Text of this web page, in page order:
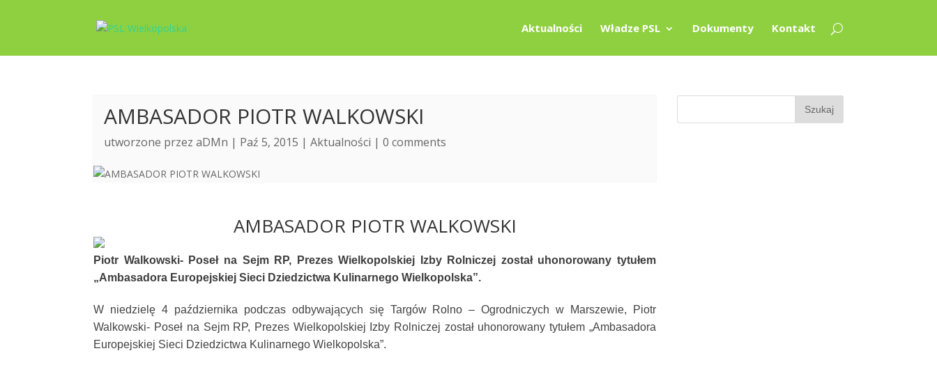
Aktualności Władze PSL Dokumenty Kontakt
AMBASADOR PIOTR WALKOWSKI
utworzone przezaDMn | Paź 5, 2015 |Aktualności |0 comments
AMBASADOR PIOTR WALKOWSKI
Piotr Walkowski- Poseł na Sejm RP, Prezes Wielkopolskiej Izby Rolniczej został uhonorowany tytułem
„Ambasadora Europejskiej Sieci Dziedzictwa Kulinarnego Wielkopolska”.
W niedzielę 4 października podczas odbywających się Targów Rolno – Ogrodniczych w Marszewie, Piotr
Walkowski- Poseł na Sejm RP, Prezes Wielkopolskiej Izby Rolniczej został uhonorowany tytułem „Ambasadora
Europejskiej Sieci Dziedzictwa Kulinarnego Wielkopolska”.